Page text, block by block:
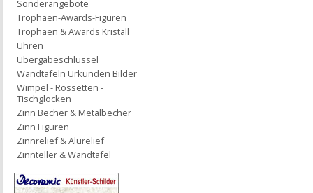
Sonderangebote
Trophäen-Awards-Figuren
Trophäen & Awards Kristall
Uhren
Übergabeschlüssel
Wandtafeln Urkunden Bilder
Wimpel - Rossetten -
Tischglocken
Zinn Becher & Metalbecher
Zinn Figuren
Zinnrelief & Alurelief
Zinnteller & Wandtafel